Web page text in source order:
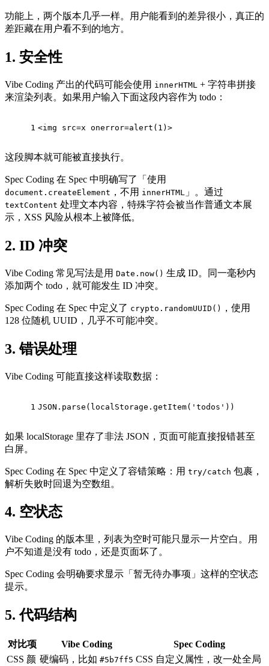
功能上，两个版本几乎一样。用户能看到的差异很小，真正的
差距藏在用户看不到的地方。
1. 安全性
Vibe Coding 产出的代码可能会使用 innerHTML + 字符串拼接
来渲染列表。如果用户输入下面这段内容作为 todo：
1 <img src=x onerror=alert(1) >
这段脚本就可能被直接执行。
Spec Coding 在 Spec 中明确写了「使用
document.createElement ，不用 innerHTML 」。通过
textContent 处理文本内容，特殊字符会被当作普通文本展
示，XSS 风险从根本上被降低。
2. ID 冲突
Vibe Coding 常见写法是用 Date.now() 生成 ID。同一毫秒内
添加两个 todo，就可能发生 ID 冲突。
Spec Coding 在 Spec 中定义了 crypto.randomUUID()
，使用
128 位随机 UUID，几乎不可能冲突。
3. 错误处理
Vibe Coding 可能直接这样读取数据：
1 JSON .parse(localStorage.getItem( 'todos' ))
如果 localStorage 里存了非法 JSON，页面可能直接报错甚至
白屏。
Spec Coding 在 Spec 中定义了容错策略：用 try/catch 包裹，
解析失败时回退为空数组。
4. 空状态
Vibe Coding 的版本里，列表为空时可能只显示一片空白。用
户不知道是没有 todo，还是页面坏了。
Spec Coding 会明确要求显示「暂无待办事项」这样的空状态
提示。
5. 代码结构
对比项 Vibe Coding
Spec Coding
CSS 颜 硬编码，比如 #5b7ff5 CSS 自定义属性，改一处全局